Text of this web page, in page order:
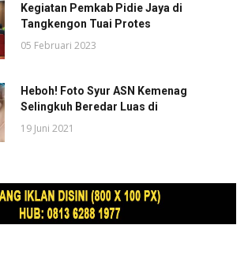
Kegiatan Pemkab Pidie Jaya di
Tangkengon Tuai Protes
05 Februari 2023
Heboh! Foto Syur ASN Kemenag
Selingkuh Beredar Luas di
19 Juni 2021